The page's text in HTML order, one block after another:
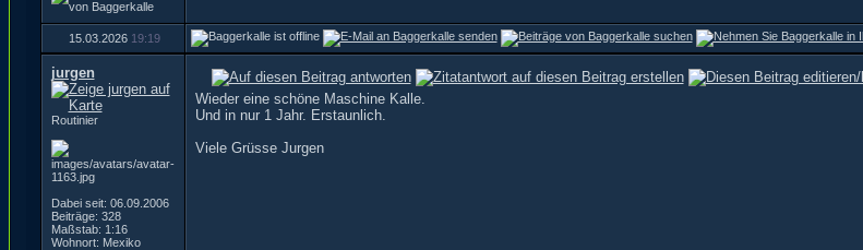
15.03.2026 19:19
jurgen
Routinier
Dabei seit: 06.09.2006
Beiträge: 328
Maßstab: 1:16
Wohnort: Mexiko
Wieder eine schöne Maschine Kalle.
Und in nur 1 Jahr. Erstaunlich.
Viele Grüsse Jurgen